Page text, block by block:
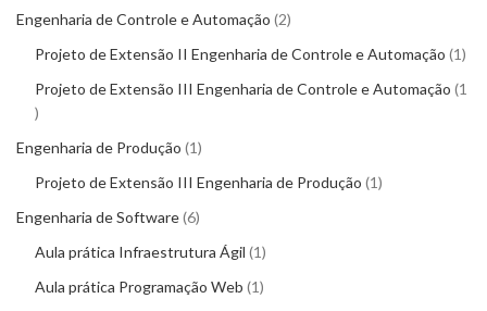
Engenharia de Controle e Automação 2
Projeto de Extensão II Engenharia de Controle e Automação 1
Projeto de Extensão III Engenharia de Controle e Automação 1
Engenharia de Produção 1
Projeto de Extensão III Engenharia de Produção 1
Engenharia de Software 6
Aula prática Infraestrutura Ágil 1
Aula prática Programação Web 1